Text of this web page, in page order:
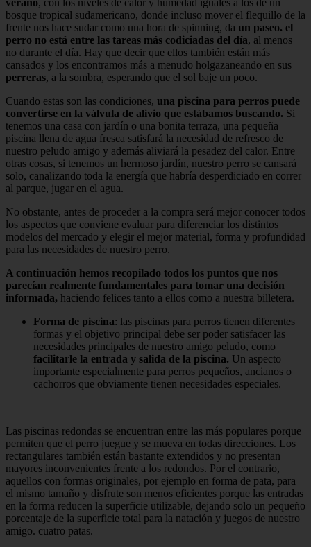
bosque tropical sudamericano, donde incluso mover el flequillo de la
frente nos hace sudar como una hora de spinning, da un paseo. el
perro no está entre las tareas más codiciadas del día, al menos
no durante el día. Hay que decir que ellos también están más
cansados ​​y los encontramos más a menudo holgazaneando en sus
perreras, a la sombra, esperando que el sol baje un poco.
Cuando estas son las condiciones, una piscina para perros puede
convertirse en la válvula de alivio que estábamos buscando. Si
tenemos una casa con jardín o una bonita terraza, una pequeña
piscina llena de agua fresca satisfará la necesidad de refresco de
nuestro peludo amigo y además aliviará la pesadez del calor. Entre
otras cosas, si tenemos un hermoso jardín, nuestro perro se cansará
solo, canalizando toda la energía que habría desperdiciado en correr
al parque, jugar en el agua.
No obstante, antes de proceder a la compra será mejor conocer todos
los aspectos que conviene evaluar para diferenciar los distintos
modelos del mercado y elegir el mejor material, forma y profundidad
para las necesidades de nuestro perro.
A continuación hemos recopilado todos los puntos que nos
parecían realmente fundamentales para tomar una decisión
informada, haciendo felices tanto a ellos como a nuestra billetera.
Forma de piscina: las piscinas para perros tienen diferentes
formas y el objetivo principal debe ser poder satisfacer las
necesidades principales de nuestro amigo peludo, como
facilitarle la entrada y salida de la piscina. Un aspecto
importante especialmente para perros pequeños, ancianos o
cachorros que obviamente tienen necesidades especiales.
Las piscinas redondas se encuentran entre las más populares porque
permiten que el perro juegue y se mueva en todas direcciones. Los
rectangulares también están bastante extendidos y no presentan
mayores inconvenientes frente a los redondos. Por el contrario,
aquellos con formas originales, por ejemplo en forma de pata, para
el mismo tamaño y disfrute son menos eficientes porque las entradas
en la forma reducen la superficie utilizable, dejando solo un pequeño
porcentaje de la superficie total para la natación y juegos de nuestro
amigo. cuatro patas.